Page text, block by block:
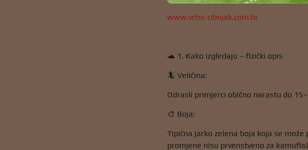
www.vrtni-ribnjak.com.hr
🐢 1. Kako izgledaju – fizički opis
🦎 Veličina:
Odrasli primjerci obično narastu do
🎨 Boja:
Tipična jarko zelena boja koja se
promjene nisu prvenstveno za